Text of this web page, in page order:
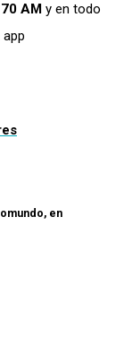
AM y en todo
, en